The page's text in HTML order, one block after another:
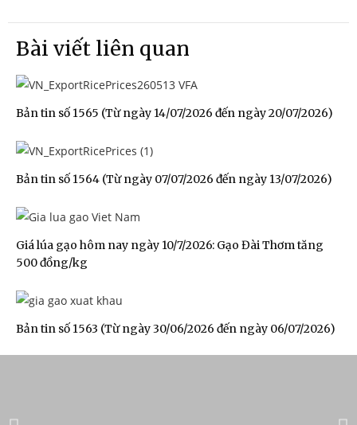
Bài viết liên quan
Bản tin số 1565 (Từ ngày 14/07/2026 đến ngày 20/07/2026)
Bản tin số 1564 (Từ ngày 07/07/2026 đến ngày 13/07/2026)
Giá lúa gạo hôm nay ngày 10/7/2026: Gạo Đài Thơm tăng
500 đồng/kg
Bản tin số 1563 (Từ ngày 30/06/2026 đến ngày 06/07/2026)